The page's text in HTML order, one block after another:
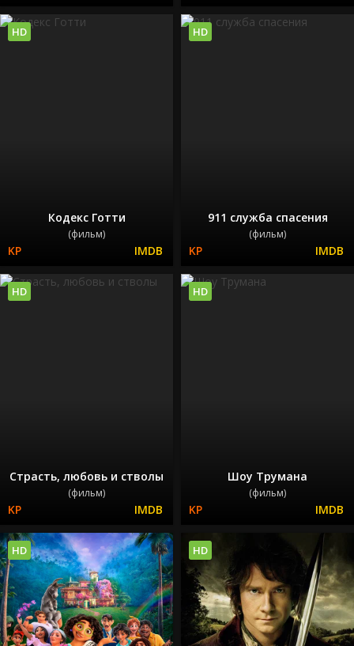
Кодекс Готти
(фильм)
HD
911 служба спасения
(фильм)
HD
Страсть, любовь и стволы
(фильм)
HD
Шоу Трумана
(фильм)
HD
HD HD